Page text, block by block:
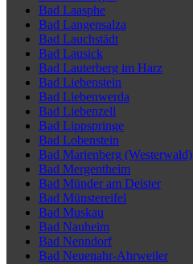
Bad Laasphe
Bad Langensalza
Bad Lauchstädt
Bad Lausick
Bad Lauterberg im Harz
Bad Liebenstein
Bad Liebenwerda
Bad Liebenzell
Bad Lippspringe
Bad Lobenstein
Bad Marienberg (Westerwald)
Bad Mergentheim
Bad Münder am Deister
Bad Münstereifel
Bad Muskau
Bad Nauheim
Bad Nenndorf
Bad Neuenahr-Ahrweiler